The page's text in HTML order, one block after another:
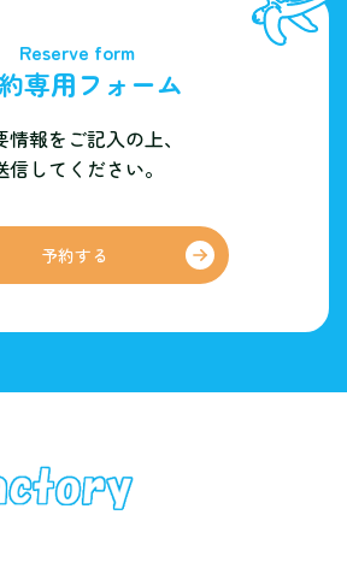
Reserve form
専用フォーム
情報をご記入の上、
信してください。
予約する